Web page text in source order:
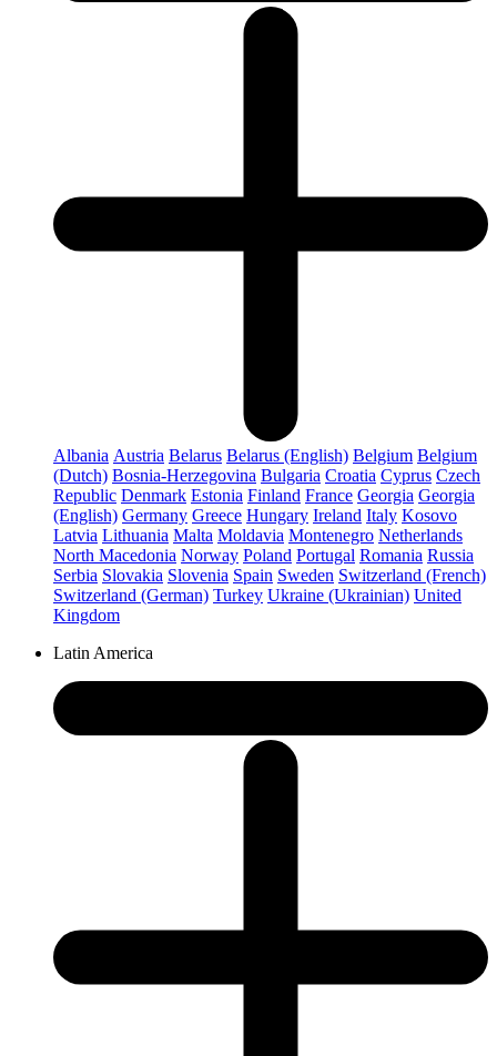
Albania Austria Belarus Belarus (English) Belgium Belgium
(Dutch) Bosnia-Herzegovina Bulgaria Croatia Cyprus Czech
Republic Denmark Estonia Finland France Georgia Georgia
(English) Germany Greece Hungary Ireland Italy Kosovo
Latvia Lithuania Malta Moldavia Montenegro Netherlands
North Macedonia Norway Poland Portugal Romania Russia
Serbia Slovakia Slovenia Spain Sweden Switzerland (French)
Switzerland (German) Turkey Ukraine (Ukrainian) United
Kingdom
Latin America